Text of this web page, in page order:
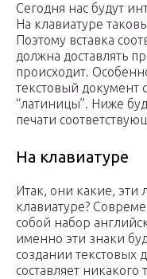
Сегодня нас будут
На клавиатуре
Поэтому вставка
должна доставлять
происходит.
текстовый
“латиницы”. Ниже
печати
На клавиатуре
Итак, они какие, эти
клавиатуре?
собой набор
именно эти знаки
создании текстовых
составляет никакого